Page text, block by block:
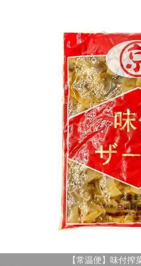
【常温便】味付